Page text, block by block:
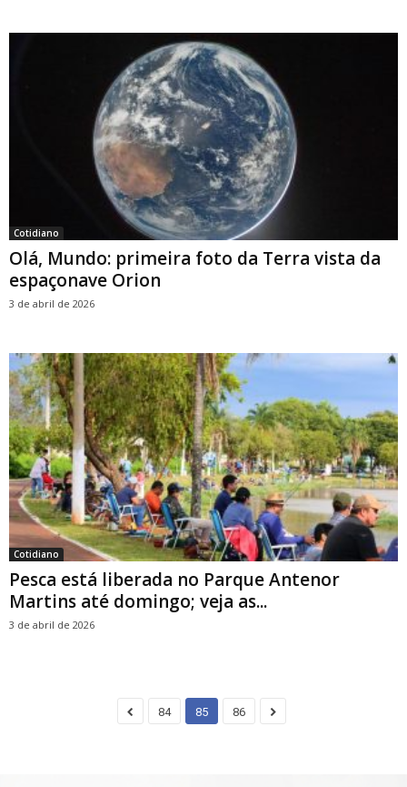
Cotidiano
Olá, Mundo: primeira foto da Terra vista da
espaçonave Orion
3 de abril de 2026
Cotidiano
Pesca está liberada no Parque Antenor
Martins até domingo; veja as...
3 de abril de 2026
84 85 86